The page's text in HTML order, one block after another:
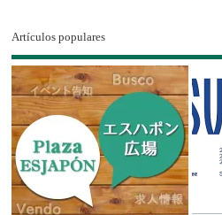
Artículos populares